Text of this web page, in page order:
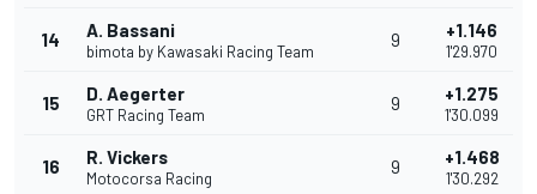
14 A. Bassani
bimota by Kawasaki Racing Team
9 +1.146
1'29.970
15 D. Aegerter
GRT Racing Team
9 +1.275
1'30.099
16 R. Vickers
Motocorsa Racing
9 +1.468
1'30.292